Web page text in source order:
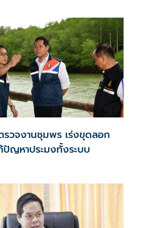
รณีที่เมื่อวันที่ 21 ก.ค 69 เวลา 07.40 น. ได้
รัพย์ที่โรงผลิตน้ำดื่ม หมู่ที่ 6 ต.วังงิ้ว อ.ดง
จจึงลงพื้นที่จุดเกิดเหตุซึ่งได้พบ น.ส.ธิติพร
รวจงานชุมพร เร่งขุดลอก
ญหาประมงทั้งระบบ